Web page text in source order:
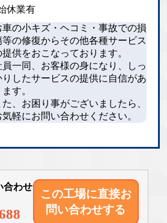
休業有
車の小キズ・ヘコミ・事故での損
等の修復からその他各種サービス
提供をおこなっております。
員一同、お客様の身になり、しっ
りしたサービスの提供に自信があ
ます。
た、お困り事がございましたら、
気軽にお問い合わせください。
合わせ
この工場に直接お
問い合わせする